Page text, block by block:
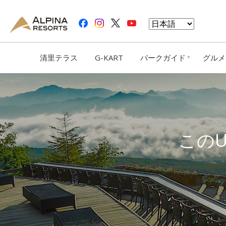
清里テラス G-KART パークガイド グルメ
この